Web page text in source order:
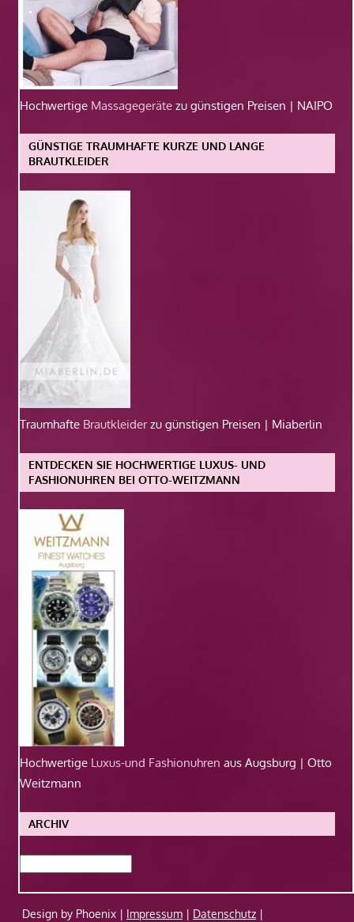
Hochwertige Massagegeräte zu günstigen Preisen | NAIPO
GÜNSTIGE TRAUMHAFTE KURZE UND LANGE
BRAUTKLEIDER
Traumhafte Brautkleiderzu günstigen Preisen | Miaberlin
ENTDECKEN SIE HOCHWERTIGE LUXUS- UND
FASHIONUHREN BEI OTTO-WEITZMANN
Hochwertige Luxus-und Fashionuhren aus Augsburg | Otto
Weitzmann
ARCHIV
Design by Phoenix | Impressum | Datenschutz |